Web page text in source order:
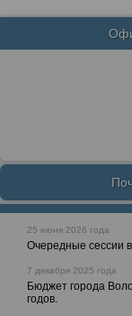
25 июня 2026 года
Очередные сессии
7 декабря 2025 года
Бюджет города
годов.